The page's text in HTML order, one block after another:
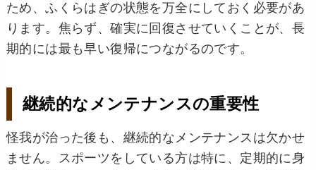
ため、ふくらはぎの状態を万全にしておく必要があ
ります。焦らず、確実に回復させていくことが、長
期的には最も早い復帰につながるのです。
継続的なメンテナンスの重要性
怪我が治った後も、継続的なメンテナンスは欠かせ
ません。スポーツをしている方は特に、定期的に身